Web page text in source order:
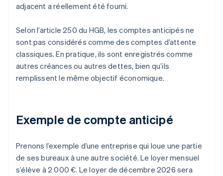
adjacent a réellement été fourni.
Selon l’article 250 du HGB, les comptes anticipés ne
sont pas considérés comme des comptes d’attente
classiques. En pratique, ils sont enregistrés comme
autres créances ou autres dettes, bien qu’ils
remplissent le même objectif économique.
Exemple de compte anticipé
Prenons l’exemple d’une entreprise qui loue une partie
de ses bureaux à une autre société. Le loyer mensuel
s’élève à 2 000 €. Le loyer de décembre 2026 sera